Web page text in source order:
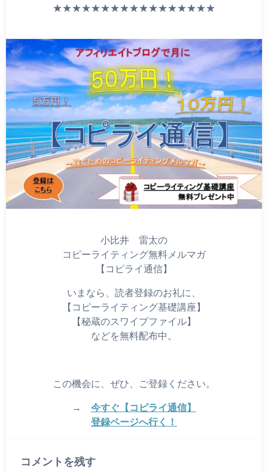
★★★★★★★★★★★★★★★★★
小比井 雷太の
コピーライティング無料メルマガ
【コピライ通信】
いまなら、読者登録のお礼に、
【コピーライティング基礎講座】
【秘蔵のスワイプファイル】
などを無料配布中。
この機会に、ぜひ、ご登録ください。
→ 今すぐ【コピライ通信】
登録ページへ行く！
コメントを残す